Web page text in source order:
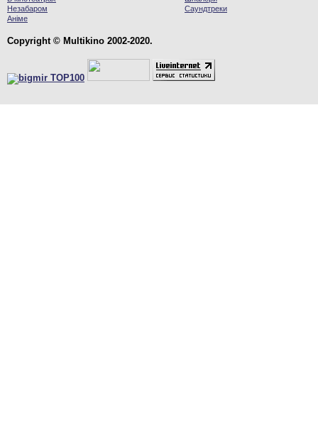
Незабаром
Аніме
Саундтреки
Copyright © Multikino 2002-2020.